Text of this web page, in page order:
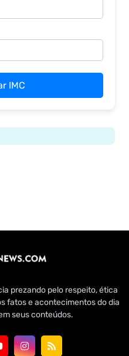
IMC
prezando pelo respeito, ética
fatos e acontecimentos do dia
seus conteúdos.